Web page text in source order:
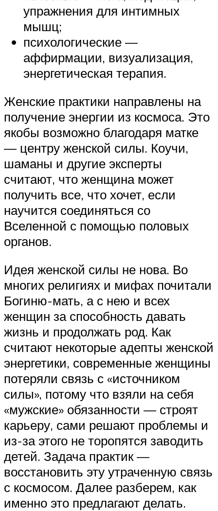
упражнения для интимных
мышц;
психологические —
аффирмации, визуализация,
энергетическая терапия.
Женские практики направлены на
получение энергии из космоса. Это
якобы возможно благодаря матке
— центру женской силы. Коучи,
шаманы и другие эксперты
считают, что женщина может
получить все, что хочет, если
научится соединяться со
Вселенной с помощью половых
органов.
Идея женской силы не нова. Во
многих религиях и мифах почитали
Богиню-мать, а с нею и всех
женщин за способность давать
жизнь и продолжать род. Как
считают некоторые адепты женской
энергетики, современные женщины
потеряли связь с «источником
силы», потому что взяли на себя
«мужские» обязанности — строят
карьеру, сами решают проблемы и
из-за этого не торопятся заводить
детей. Задача практик —
восстановить эту утраченную связь
с космосом. Далее разберем, как
именно это предлагают делать.